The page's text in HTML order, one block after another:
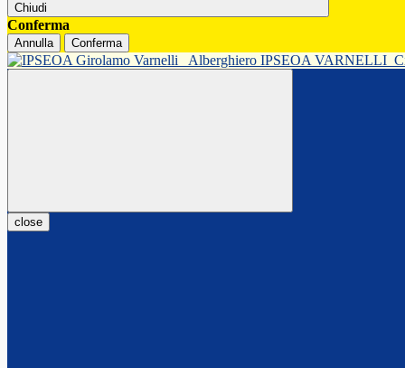
Chiudi
Conferma
Annulla Conferma
Alberghiero IPSEOA VARNELLI
close